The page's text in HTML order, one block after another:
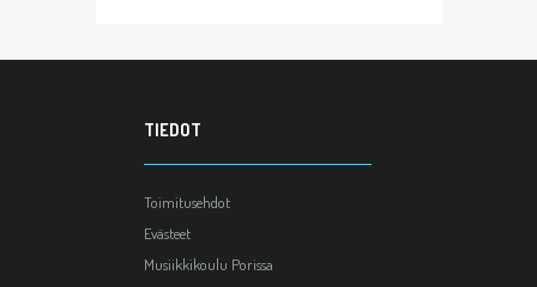
TIEDOT
Toimitusehdot
Evästeet
Musiikkikoulu Porissa